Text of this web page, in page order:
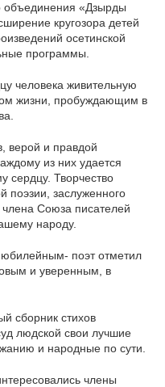
объединения «Дзырды
кругозора детей
осетинской
программы.
человека живительную
жизни, пробуждающим в
верой и правдой
из них удается
сердцу. Творчество
поэзии, заслуженного
Союза писателей
народу.
поэт отметил
и уверенным, в
сборник стихов
людской свои лучшие
и народные по сути.
члены